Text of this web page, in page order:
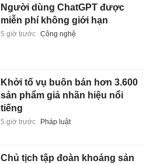
Người dùng ChatGPT được
miễn phí không giới hạn
5 giờ trước Công nghệ
Khởi tố vụ buôn bán hơn 3.600
sản phẩm giả nhãn hiệu nổi
tiếng
5 giờ trước Pháp luật
Chủ tịch tập đoàn khoáng sản